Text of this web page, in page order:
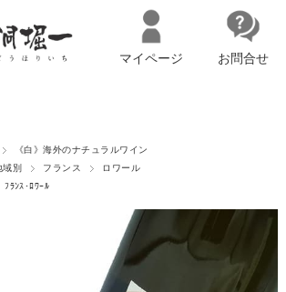
マイページ お問合せ
《白》海外のナチュラルワイン
別
フランス
ロワール
ﾗﾝｽ･ﾛﾜｰﾙ